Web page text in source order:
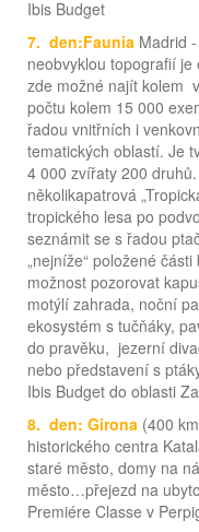
Ibis Budget
7. den:Faunia Madrid
neobvyklou topografií
zde možné najít kolem
počtu kolem 15 000
řadou vnitřních i
tematických oblastí. Je
4 000 zvířaty 200
několikapatrová
tropického lesa po
seznámit se s řadou
„nejníže“ položené
možnost pozorovat
motýlí zahrada, noční
ekosystém s tučňáky,
do pravěku, jezerní
nebo představení s
Ibis Budget do oblasti
8. den: Girona (400
historického centra
staré město, domy na
město…přejezd na
Premiére Classe v